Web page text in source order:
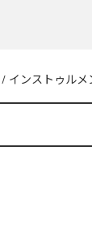
/ インストゥルメ